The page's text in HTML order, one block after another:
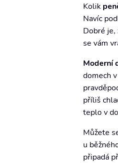
Kolik
Navíc
Dobré je,
se vám
Moderní
domech
příliš
teplo v
Můžete
u
připadá